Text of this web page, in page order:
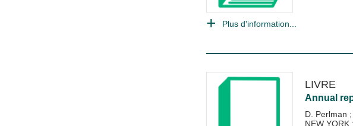
Plus d'information...
LIVRE
Annual
D. Perlman ;
NEW YORK